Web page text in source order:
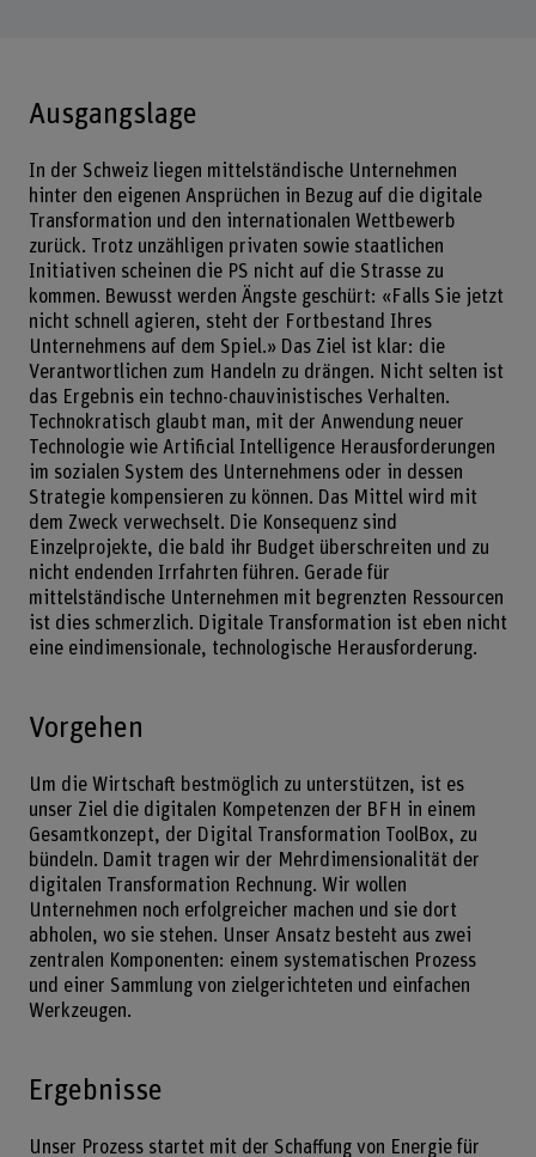
Ausgangslage
In der Schweiz liegen mittelständische Unternehmen
hinter den eigenen Ansprüchen in Bezug auf die digitale
Transformation und den internationalen Wettbewerb
zurück. Trotz unzähligen privaten sowie staatlichen
Initiativen scheinen die PS nicht auf die Strasse zu
kommen. Bewusst werden Ängste geschürt: «Falls Sie jetzt
nicht schnell agieren, steht der Fortbestand Ihres
Unternehmens auf dem Spiel.» Das Ziel ist klar: die
Verantwortlichen zum Handeln zu drängen. Nicht selten ist
das Ergebnis ein techno-chauvinistisches Verhalten.
Technokratisch glaubt man, mit der Anwendung neuer
Technologie wie Artificial Intelligence Herausforderungen
im sozialen System des Unternehmens oder in dessen
Strategie kompensieren zu können. Das Mittel wird mit
dem Zweck verwechselt. Die Konsequenz sind
Einzelprojekte, die bald ihr Budget überschreiten und zu
nicht endenden Irrfahrten führen. Gerade für
mittelständische Unternehmen mit begrenzten Ressourcen
ist dies schmerzlich. Digitale Transformation ist eben nicht
eine eindimensionale, technologische Herausforderung.
Vorgehen
Um die Wirtschaft bestmöglich zu unterstützen, ist es
unser Ziel die digitalen Kompetenzen der BFH in einem
Gesamtkonzept, der Digital Transformation ToolBox, zu
bündeln. Damit tragen wir der Mehrdimensionalität der
digitalen Transformation Rechnung. Wir wollen
Unternehmen noch erfolgreicher machen und sie dort
abholen, wo sie stehen. Unser Ansatz besteht aus zwei
zentralen Komponenten: einem systematischen Prozess
und einer Sammlung von zielgerichteten und einfachen
Werkzeugen.
Ergebnisse
Unser Prozess startet mit der Schaffung von Energie für